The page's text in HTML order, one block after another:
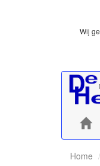
Wij
Home